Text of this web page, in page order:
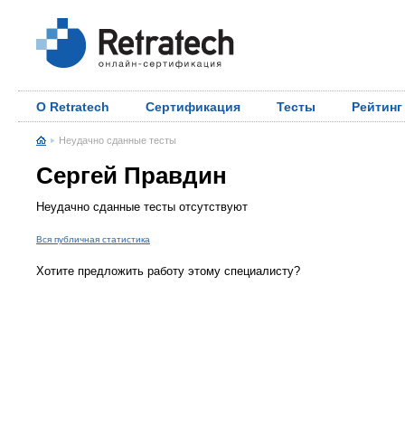
О Retratech Сертификация Тесты Рейтинг
Неудачно сданные тесты
Сергей Правдин
Неудачно сданные тесты отсутствуют
Вся публичная статистика
Хотите предложить работу этому специалисту?